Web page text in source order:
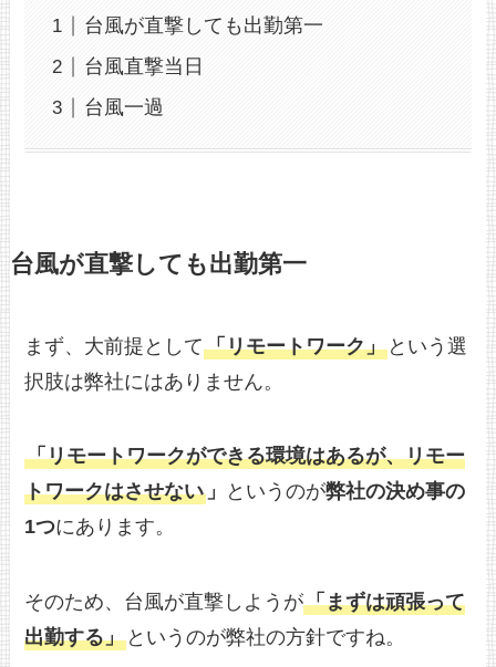
台風が直撃しても出勤第一
台風直撃当日
台風一過
台風が直撃しても出勤第一
まず、大前提として「リモートワーク」 という選
択肢は弊社にはありません。
「リモートワークができる環境はあるが、リモー
トワークはさせない 」 というのが弊社の決め事の
1つにあります。
そのため、台風が直撃しようが「まずは頑張って
出勤する」 というのが弊社の方針ですね。